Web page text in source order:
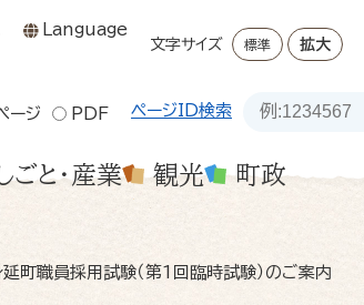
Language
文字サイズ 標準 拡大
ージ PDF ページID検索
ごと・産業 観光 町政
職員採用試験（第1回臨時試験）のご案内